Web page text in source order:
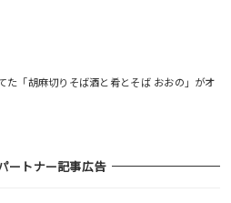
た「胡麻切りそば酒と肴とそば おおの」がオ
ートナー記事広告